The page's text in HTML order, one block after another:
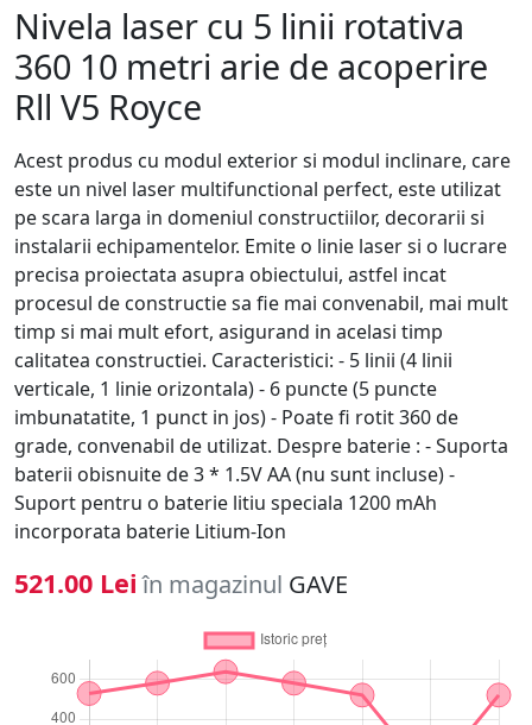
Nivela laser cu 5 linii rotativa
360 10 metri arie de acoperire
Rll V5 Royce
Acest produs cu modul exterior si modul inclinare, care
este un nivel laser multifunctional perfect, este utilizat
pe scara larga in domeniul constructiilor, decorarii si
instalarii echipamentelor. Emite o linie laser si o lucrare
precisa proiectata asupra obiectului, astfel incat
procesul de constructie sa fie mai convenabil, mai mult
timp si mai mult efort, asigurand in acelasi timp
calitatea constructiei. Caracteristici: - 5 linii (4 linii
verticale, 1 linie orizontala) - 6 puncte (5 puncte
imbunatatite, 1 punct in jos) - Poate fi rotit 360 de
grade, convenabil de utilizat. Despre baterie : - Suporta
baterii obisnuite de 3 * 1.5V AA (nu sunt incluse) -
Suport pentru o baterie litiu speciala 1200 mAh
incorporata baterie Litium-Ion
521.00 Lei în magazinul GAVE